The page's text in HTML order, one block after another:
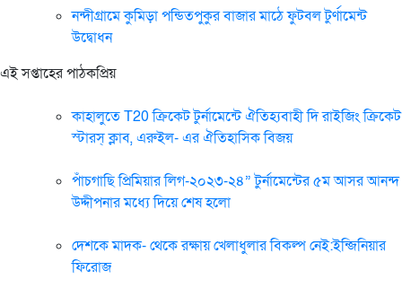
নন্দীগ্রামে কুমিড়া পন্ডিতপুকুর বাজার মাঠে ফুটবল টুর্ণামেন্ট
উদ্বোধন
এই সপ্তাহের পাঠকপ্রিয়
কাহালুতে T20 ক্রিকেট টুর্নামেন্টে ঐতিহ্যবাহী দি রাইজিং ক্রিকেট
স্টারস্ ক্লাব, এরুইল- এর ঐতিহাসিক বিজয়
পাঁচগাছি প্রিমিয়ার লিগ-২০২৩-২৪” টুর্নামেন্টের ৫ম আসর আনন্দ
উদ্দীপনার মধ্যে দিয়ে শেষ হলো
দেশকে মাদক- থেকে রক্ষায় খেলাধুলার বিকল্প নেই:ইন্জিনিয়ার
ফিরোজ